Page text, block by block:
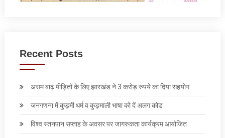
Recent Posts
असम बाढ़ पीड़ितों के लिए झारखंड ने 3 करोड़ रुपये का दिया सहयोग
जनगणना में कुड़मी धर्म व कुड़माली भाषा को दें अलग कोड
विश्व स्तनपान सप्ताह के अवसर पर जागरुकता कार्यक्रम आयोजित